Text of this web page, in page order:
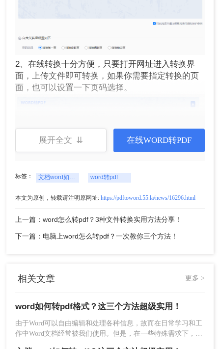
2、在线转换十分方便，只要打开网址进入转换界
面，上传文件即可转换，如果你需要指定转换的页
面，也可以设置一下页码选择。
3、点击开始转换，等待转换完成。如果转换过程
中，时间过长，排除文件过大可能，可以刷新一下
展开全文 ⇊ 在线WORD转PDF
标签： 文档word如何转pdf word转pdf
本文为原创，转载请注明原网址: https://pdftoword.55.la/news/16296.html
上一篇：word怎么转pdf？3种文件转换实用方法分享！
下一篇：电脑上word怎么转pdf？一次教你三个方法！
相关文章 更多 >
word如何转pdf格式？这三个方法超级实用！
由于Word可以自由编辑和处理各种信息，故而在日常学习和工
作中Word文档经常被我们使用。但是，在一些特殊需求下，我